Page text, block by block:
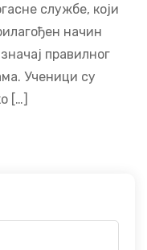
службе, који
начин
правилног
Ученици су
[…]